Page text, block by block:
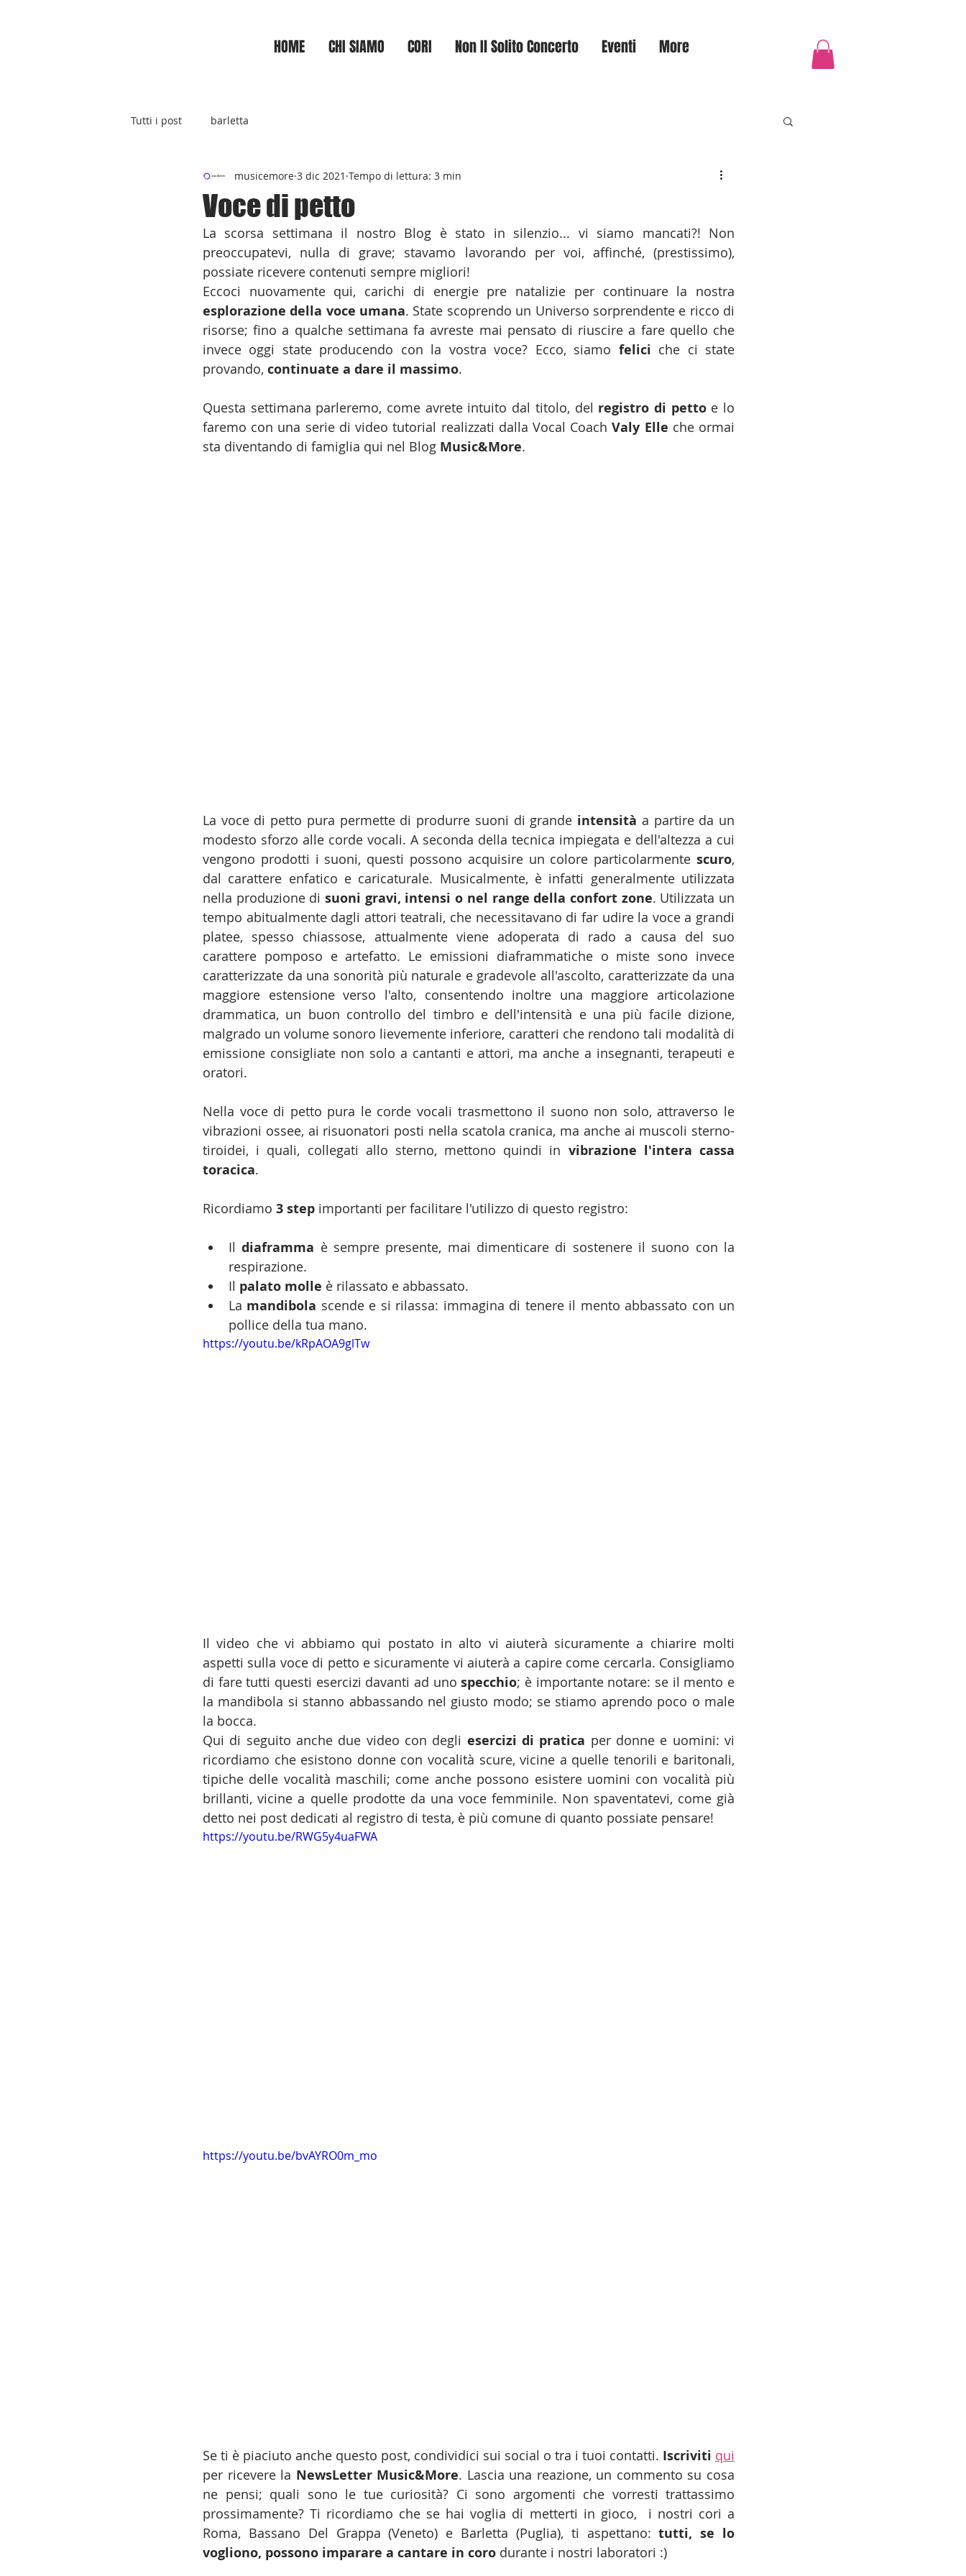
HOME CHI SIAMO CORI Non Il Solito Concerto Eventi More
Tutti i post barletta
Voce di petto
musicemore 3 dic 2021 Tempo di lettura: 3 min
La scorsa settimana il nostro Blog è stato in silenzio... vi siamo mancati?! Non
preoccupatevi, nulla di grave; stavamo lavorando per voi, affinché, (prestissimo),
possiate ricevere contenuti sempre migliori!
esplorazione della voce umana. State scoprendo un Universo sorprendente e ricco di
risorse; fino a qualche settimana fa avreste mai pensato di riuscire a fare quello che
invece oggi state producendo con la vostra voce? Ecco, siamo felici che ci state
provando, continuate a dare il massimo.
Questa settimana parleremo, come avrete intuito dal titolo, del registro di petto e lo
faremo con una serie di video tutorial realizzati dalla Vocal Coach Valy Elle che ormai
sta diventando di famiglia qui nel Blog Music&More.
La voce di petto pura permette di produrre suoni di grande intensità a partire da un
modesto sforzo alle corde vocali. A seconda della tecnica impiegata e dell'altezza a cui
vengono prodotti i suoni, questi possono acquisire un colore particolarmente scuro,
dal carattere enfatico e caricaturale. Musicalmente, è infatti generalmente utilizzata
nella produzione di suoni gravi, intensi o nel range della confort zone. Utilizzata un
tempo abitualmente dagli attori teatrali, che necessitavano di far udire la voce a grandi
platee, spesso chiassose, attualmente viene adoperata di rado a causa del suo
carattere pomposo e artefatto. Le emissioni diaframmatiche o miste sono invece
caratterizzate da una sonorità più naturale e gradevole all'ascolto, caratterizzate da una
maggiore estensione verso l'alto, consentendo inoltre una maggiore articolazione
drammatica, un buon controllo del timbro e dell'intensità e una più facile dizione,
malgrado un volume sonoro lievemente inferiore, caratteri che rendono tali modalità di
emissione consigliate non solo a cantanti e attori, ma anche a insegnanti, terapeuti e
oratori.
Nella voce di petto pura le corde vocali trasmettono il suono non solo, attraverso le
vibrazioni ossee, ai risuonatori posti nella scatola cranica, ma anche ai muscoli sterno-
tiroidei, i quali, collegati allo sterno, mettono quindi in vibrazione l'intera cassa
toracica.
Ricordiamo 3 step importanti per facilitare l'utilizzo di questo registro:
Il diaframma è sempre presente, mai dimenticare di sostenere il suono con la
respirazione.
Il palato molle è rilassato e abbassato.
La mandibola scende e si rilassa: immagina di tenere il mento abbassato con un
pollice della tua mano.
https://youtu.be/kRpAOA9glTw
Il video che vi abbiamo qui postato in alto vi aiuterà sicuramente a chiarire molti
aspetti sulla voce di petto e sicuramente vi aiuterà a capire come cercarla. Consigliamo
di fare tutti questi esercizi davanti ad uno specchio; è importante notare: se il mento e
la mandibola si stanno abbassando nel giusto modo; se stiamo aprendo poco o male
la bocca.
Qui di seguito anche due video con degli esercizi di pratica per donne e uomini: vi
ricordiamo che esistono donne con vocalità scure, vicine a quelle tenorili e baritonali,
tipiche delle vocalità maschili; come anche possono esistere uomini con vocalità più
brillanti, vicine a quelle prodotte da una voce femminile. Non spaventatevi, come già
detto nei post dedicati al registro di testa, è più comune di quanto possiate pensare!
https://youtu.be/RWG5y4uaFWA
https://youtu.be/bvAYRO0m_mo
Se ti è piaciuto anche questo post, condividici sui social o tra i tuoi contatti. Iscriviti qui
per ricevere la NewsLetter Music&More. Lascia una reazione, un commento su cosa
ne pensi; quali sono le tue curiosità? Ci sono argomenti che vorresti trattassimo
prossimamente? Ti ricordiamo che se hai voglia di metterti in gioco,  i nostri cori a
Roma, Bassano Del Grappa (Veneto) e Barletta (Puglia), ti aspettano: tutti, se lo
vogliono, possono imparare a cantare in coro durante i nostri laboratori :)